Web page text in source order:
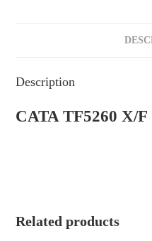
Description
CATA TF5260 X/
Related products